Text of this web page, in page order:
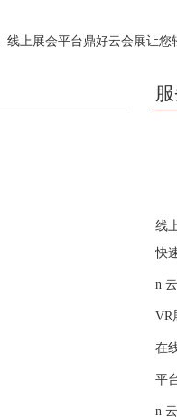
线上展会平台鼎好云会展让您
线
快
n
VR
在
平
n